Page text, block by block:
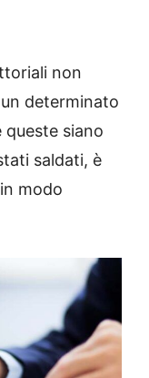
non
determinato
siano
saldati, è
modo